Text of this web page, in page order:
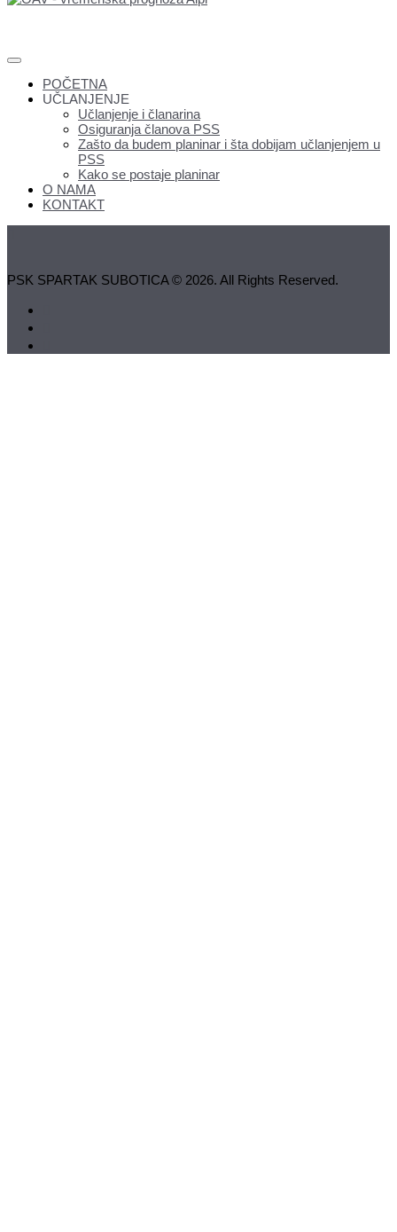
POČETNA
UČLANJENJE
Učlanjenje i članarina
Osiguranja članova PSS
Zašto da budem planinar i šta dobijam učlanjenjem u
PSS
Kako se postaje planinar
O NAMA
KONTAKT
PSK SPARTAK SUBOTICA © 2026. All Rights Reserved.